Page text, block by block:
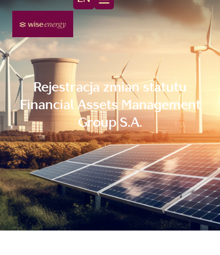
Rejestracja zmian statutu
Financial Assets Management
Group S.A.